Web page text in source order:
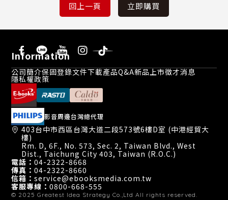
Information
公司簡介保固登錄文件下載產品Q&A新品上市徵才消息
隱私權政策
影音周邊台灣總代理
403台中市西區台灣大道二段573號6樓D室 (中港經貿大
樓)
Rm. D, 6F., No. 573, Sec. 2, Taiwan Blvd., West
Dist., Taichung City 403, Taiwan (R.O.C.)
電話：04-2322-8668
傳真：04-2322-8660
信箱：service@ebooksmedia.com.tw
客服專線：0800-668-555
© 2025Greatest Idea Strategy Co.,Ltd All rights reserved.